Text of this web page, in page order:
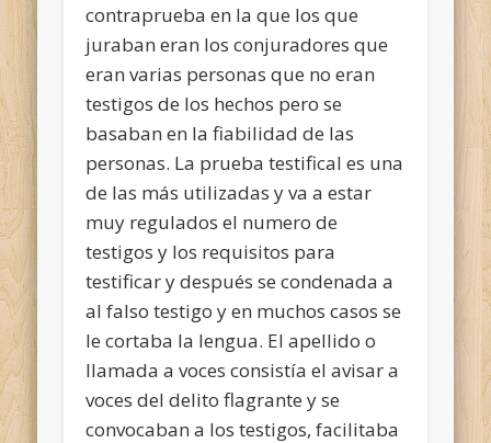
contraprueba en la que los que
juraban eran los conjuradores que
eran varias personas que no eran
testigos de los hechos pero se
basaban en la fiabilidad de las
personas. La prueba testifical es una
de las más utilizadas y va a estar
muy regulados el numero de
testigos y los requisitos para
testificar y después se condenada a
al falso testigo y en muchos casos se
le cortaba la lengua. El apellido o
llamada a voces consistía el avisar a
voces del delito flagrante y se
convocaban a los testigos, facilitaba